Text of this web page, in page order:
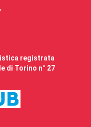
registrata
di Torino n° 27